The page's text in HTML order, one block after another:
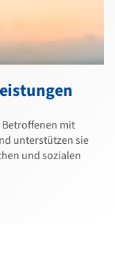
mit
unterstützen sie
und sozialen